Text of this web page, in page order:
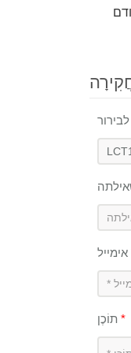
אימייל
תוֹכֶן *